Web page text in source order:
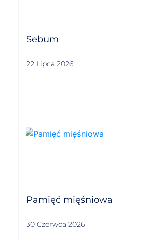
Sebum
22 Lipca 2026
Pamięć mięśniowa
30 Czerwca 2026